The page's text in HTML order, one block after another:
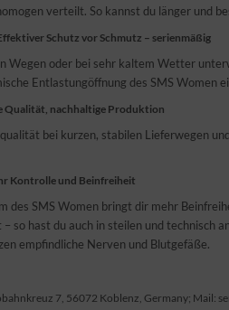
verteilt. So kannst du länger und
Schutz vor Schmutz – serienmäßig
Wegen oder bei sehr kaltem Wetter
Entlastungöffnung des SMS
Qualität, nachhaltige Produktion
bei kurzen, stabilen Lieferwegen
Kontrolle und Beinfreiheit
des SMS Women bringt dir mehr
so hast du auch in steilen und technisch
empfindliche Nerven und Blutgefäße.
7, 56072 Koblenz, Germany; Mail: